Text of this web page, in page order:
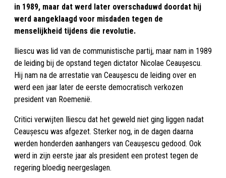
in 1989, maar dat werd later overschaduwd doordat hij
werd aangeklaagd voor misdaden tegen de
menselijkheid tijdens die revolutie.
Iliescu was lid van de communistische partij, maar nam in 1989
de leiding bij de opstand tegen dictator Nicolae Ceaușescu.
Hij nam na de arrestatie van Ceaușescu de leiding over en
werd een jaar later de eerste democratisch verkozen
president van Roemenië.
Critici verwijten Iliescu dat het geweld niet ging liggen nadat
Ceaușescu was afgezet. Sterker nog, in de dagen daarna
werden honderden aanhangers van Ceaușescu gedood. Ook
werd in zijn eerste jaar als president een protest tegen de
regering bloedig neergeslagen.